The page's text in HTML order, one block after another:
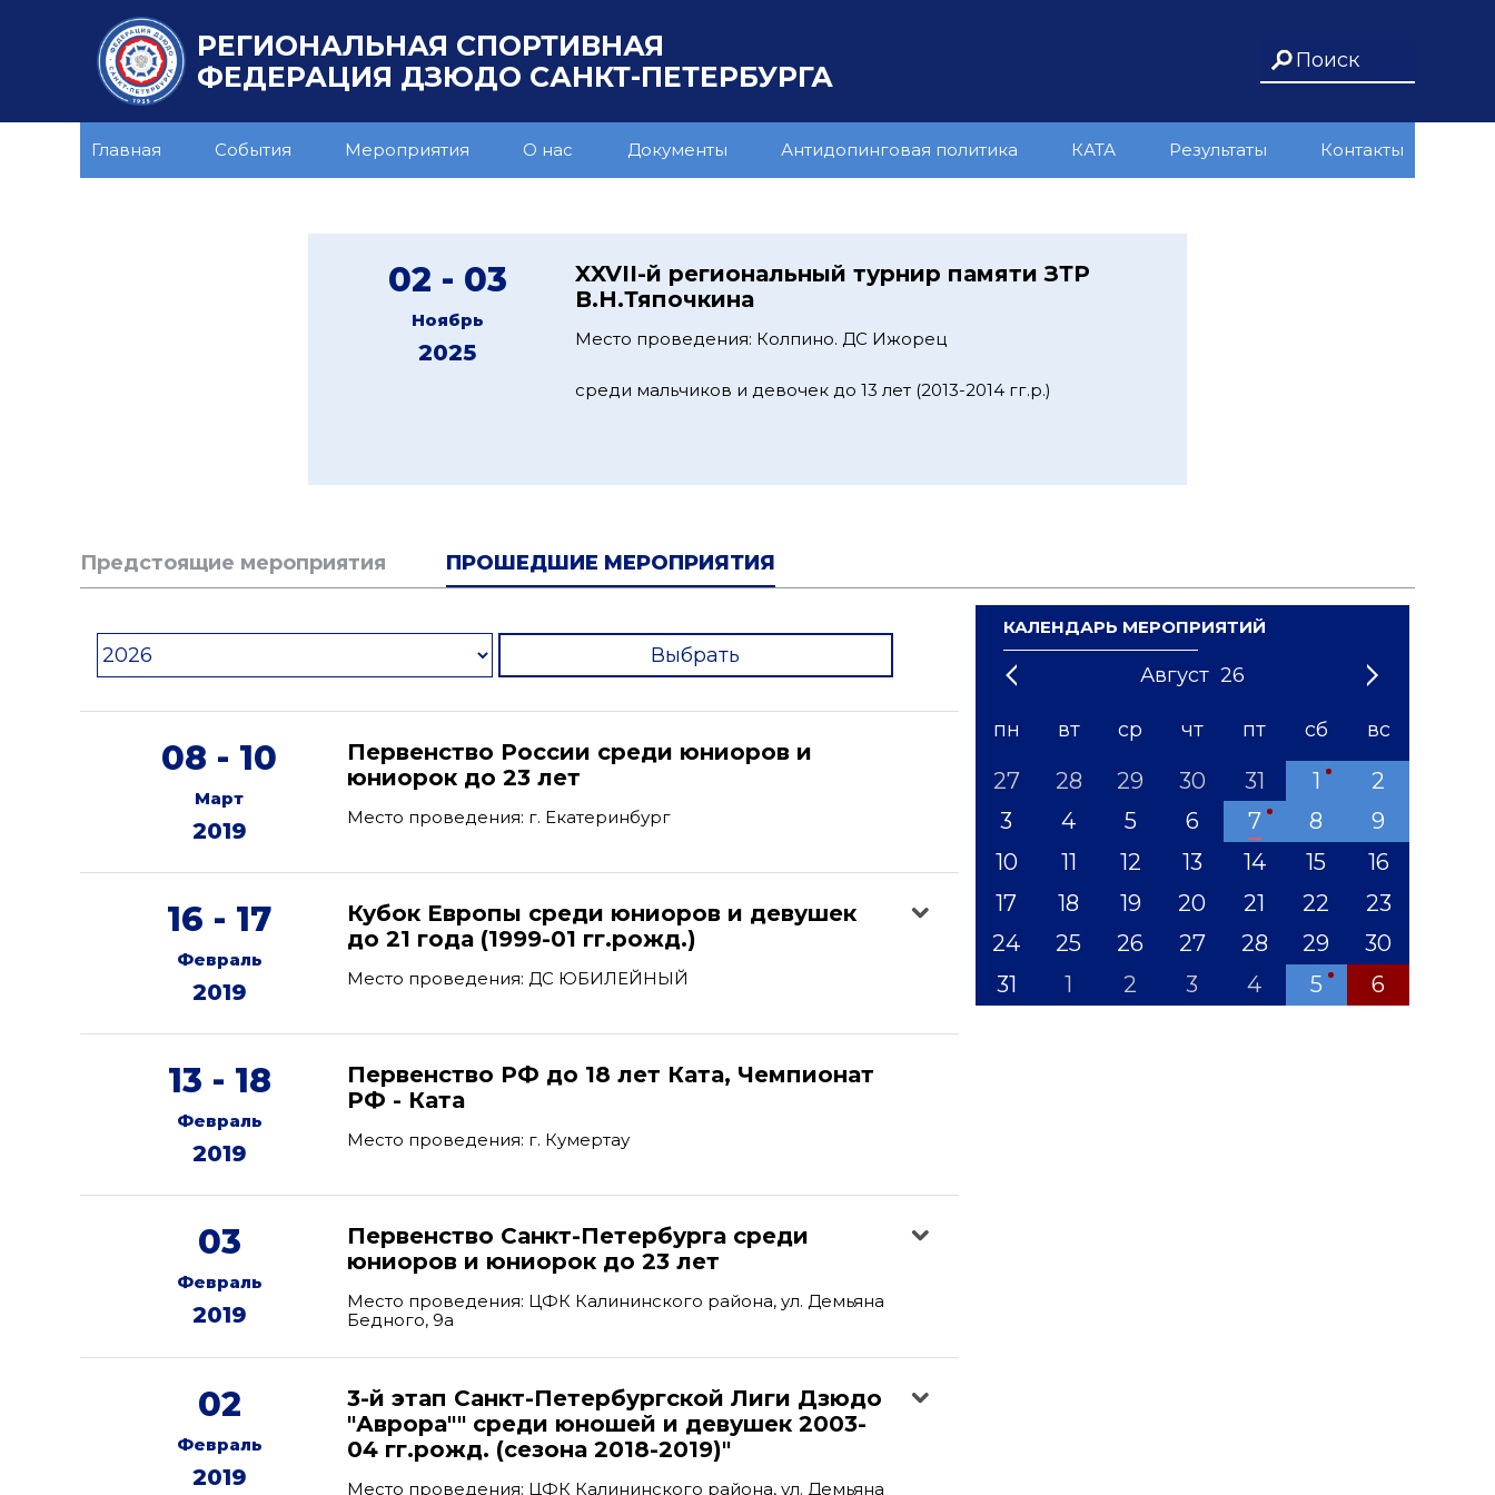
РЕГИОНАЛЬНАЯ СПОРТИВНАЯ
ФЕДЕРАЦИЯ ДЗЮДО САНКТ-ПЕТЕРБУРГА
Главная События Мероприятия О нас Документы Антидопинговая политика КАТА Результаты Контакты
02 - 03
Ноябрь
2025
XXVII-й региональный турнир памяти ЗТР
В.Н.Тяпочкина
Место проведения: Колпино. ДС Ижорец
среди мальчиков и девочек до 13 лет (2013-2014 гг.р.)
Предстоящие мероприятия ПРОШЕДШИЕ МЕРОПРИЯТИЯ
Выбрать
08 - 10
Март
2019
Первенство России среди юниоров и
юниорок до 23 лет
Место проведения: г. Екатеринбург
16 - 17
Февраль
2019
Кубок Европы среди юниоров и девушек
до 21 года (1999-01 гг.рожд.)
Место проведения: ДС ЮБИЛЕЙНЫЙ
13 - 18
Февраль
2019
Первенство РФ до 18 лет Ката, Чемпионат
РФ - Ката
Место проведения: г. Кумертау
03
Февраль
2019
Первенство Санкт-Петербурга среди
юниоров и юниорок до 23 лет
Место проведения: ЦФК Калининского района, ул. Демьяна
Бедного, 9а
02
Февраль
2019
3-й этап Санкт-Петербургской Лиги Дзюдо
"Аврора"" среди юношей и девушек 2003-
04 гг.рожд. (сезона 2018-2019)"
Место проведения: ЦФК Калининского района, ул. Демьяна
КАЛЕНДАРЬ МЕРОПРИЯТИЙ
Август 26
1 3 5 8 10 12
'21 '23 '24 '25 '26 '27 '28 '29 '31
пн вт ср чт пт сб вс
27 28 29 30 31 1
2
3
4 5 6 7 8
9
10
11 12 13 14 15
16
17
18 19 20 21 22
23
24
25 26 27 28 29
30
31
1 2 3 4 5 6